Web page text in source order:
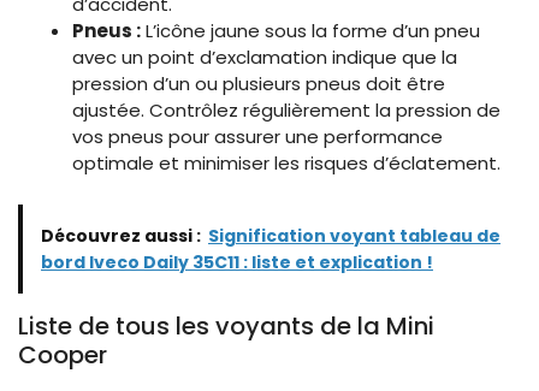
Pneus :L’icône jaune sous la forme d’un pneu
avec un point d’exclamation indique que la
pression d’un ou plusieurs pneus doit être
ajustée. Contrôlez régulièrement la pression de
vos pneus pour assurer une performance
optimale et minimiser les risques d’éclatement.
Découvrez aussi : Signification voyant tableau de
bord Iveco Daily 35C11 : liste et explication !
Liste de tous les voyants de la Mini
Cooper